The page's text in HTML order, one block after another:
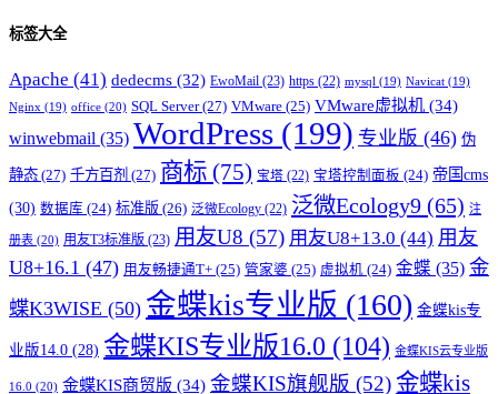
标签大全
Apache (41) dedecms (32) EwoMail (23) https (22) mysql (19) Navicat (19)
Nginx (19) office (20) SQL Server(27) VMware (25) VMware虚拟机 (34)
winwebmail (35) WordPress (199) 专业版 (46) 伪
静态 (27) 千方百剂 (27) 商标 (75) 宝塔 (22) 宝塔控制面板 (24) 帝国cms
(30) 数据库 (24) 标准版 (26) 泛微Ecology (22) 泛微Ecology9 (65) 注
册表 (20) 用友T3标准版 (23) 用友U8 (57) 用友U8+13.0 (44) 用友
U8+16.1 (47) 用友畅捷通T+ (25) 管家婆 (25) 虚拟机 (24) 金蝶 (35) 金
蝶K3WISE (50) 金蝶kis专业版 (160) 金蝶kis专
业版14.0 (28) 金蝶KIS专业版16.0 (104) 金蝶KIS云专业版
16.0 (20) 金蝶KIS商贸版 (34) 金蝶KIS旗舰版 (52) 金蝶kis